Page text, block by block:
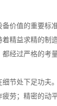
价值的重要标准
精益求精的制造
经过严格的考
节处下足功夫。
劳；精密的